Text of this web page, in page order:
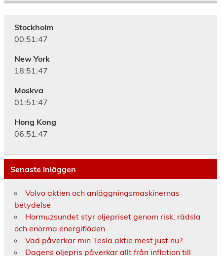
Alternative:
Stockholm
00:51:47
New York
18:51:47
Moskva
01:51:47
Hong Kong
06:51:47
Senaste inläggen
Volvo aktien och anläggningsmaskinernas
betydelse
Hormuzsundet styr oljepriset genom risk, rädsla
och enorma energiflöden
Vad påverkar min Tesla aktie mest just nu?
Dagens oljepris påverkar allt från inflation till